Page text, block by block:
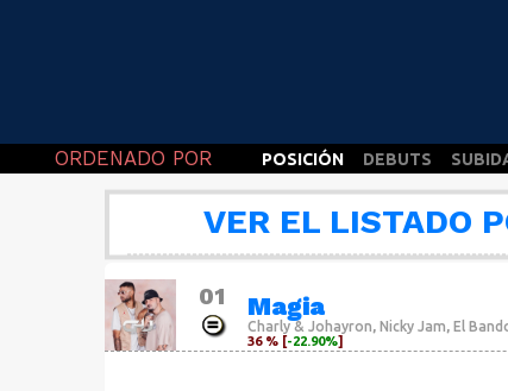
ORDENADO POR POSICIÓN DEBUTS
VER EL LISTADO
01 Magia
Charly & Johayron, Nicky Jam, El
36 % [-22.90%]